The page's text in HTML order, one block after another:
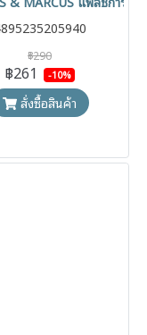
฿290
฿261 -10%
สั่งซื้อสินค้า